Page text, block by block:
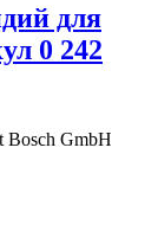
для
0 242
GmbH